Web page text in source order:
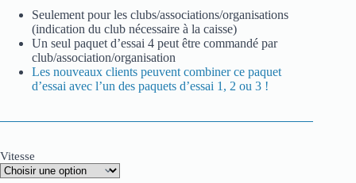
Seulement pour les clubs/associations/organisations
(indication du club nécessaire à la caisse)
Un seul paquet d’essai 4 peut être commandé par
club/association/organisation
Les nouveaux clients peuvent combiner ce paquet
d’essai avec l’un des paquets d’essai 1, 2 ou 3 !
Vitesse